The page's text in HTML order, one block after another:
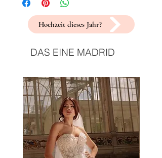
Hochzeit dieses Jahr?
DAS EINE MADRID